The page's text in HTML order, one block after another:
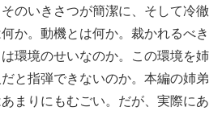
のいきさつが簡潔に、そして冷徹
か。動機とは何か。裁かれるべき
環境のせいなのか。この環境を姉
と指弾できないのか。本編の姉弟
まりにもむごい。だが、実際にあ